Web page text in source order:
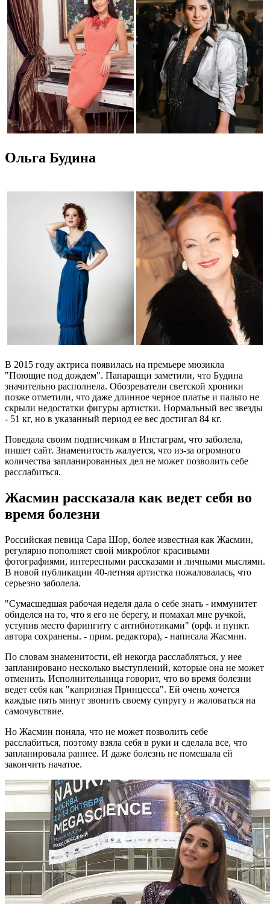
Ольга Будина
В 2015 году актриса появилась на премьере мюзикла
"Поющие под дождем". Папарацци заметили, что Будина
значительно располнела. Обозреватели светской хроники
позже отметили, что даже длинное черное платье и пальто не
скрыли недостатки фигуры артистки. Нормальный вес звезды
- 51 кг, но в указанный период ее вес достигал 84 кг.
Поведала своим подписчикам в Инстаграм, что заболела,
пишет сайт. Знаменитость жалуется, что из-за огромного
количества запланированных дел не может позволить себе
расслабиться.
Жасмин рассказала как ведет себя во
время болезни
Российская певица Сара Шор, более известная как Жасмин,
регулярно пополняет свой микроблог красивыми
фотографиями, интересными рассказами и личными мыслями.
В новой публикации 40-летняя артистка пожаловалась, что
серьезно заболела.
"Сумасшедшая рабочая неделя дала о себе знать - иммунитет
обиделся на то, что я его не берегу, и помахал мне ручкой,
уступив место фарингиту с антибиотиками" (орф. и пункт.
автора сохранены. - прим. редактора), - написала Жасмин.
По словам знаменитости, ей некогда расслабляться, у нее
запланировано несколько выступлений, которые она не может
отменить. Исполнительница говорит, что во время болезни
ведет себя как "капризная Принцесса". Ей очень хочется
каждые пять минут звонить своему супругу и жаловаться на
самочувствие.
Но Жасмин поняла, что не может позволить себе
расслабиться, поэтому взяла себя в руки и сделала все, что
запланировала раннее. И даже болезнь не помешала ей
закончить начатое.